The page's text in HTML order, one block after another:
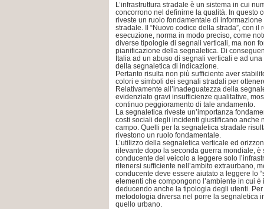
L’infrastruttura stradale è un sistema in cui
concorrono nel definirne la qualità. In questo
riveste un ruolo fondamentale di informazione
stradale. Il “Nuovo codice della strada”, con il
esecuzione, norma in modo preciso, come
diverse tipologie di segnali verticali, ma non
pianificazione della segnaletica. Di
Italia ad un abuso di segnali verticali e ad
della segnaletica di indicazione.
Pertanto risulta non più sufficiente aver
colori e simboli dei segnali stradali per
Relativamente all’inadeguatezza della
evidenziato gravi insufficienze qualitative,
continuo peggioramento di tale andamento.
La segnaletica riveste un’importanza
costi sociali degli incidenti giustificano anche
campo. Quelli per la segnaletica stradale
rivestono un ruolo fondamentale.
L’utilizzo della segnaletica verticale ed
rilevante dopo la seconda guerra mondiale, è
conducente del veicolo a leggere solo
ritenersi sufficiente nell’ambito extraurbano,
conducente deve essere aiutato a leggere lo
elementi che compongono l’ambiente in cui è
deducendo anche la tipologia degli utenti.
metodologia diversa nel porre la segnaletica
quello urbano.